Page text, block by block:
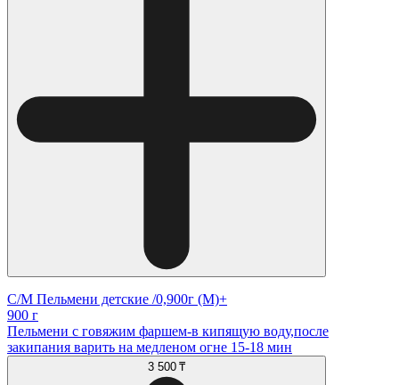
С/М Пельмени детские /0,900г (М)+
900 г
Пельмени с говяжим фаршем-в кипящую воду,после
закипания варить на медленом огне 15-18 мин
3 500 ₸